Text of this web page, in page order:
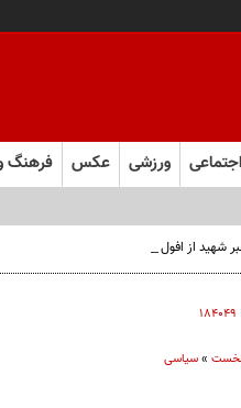
اجتماعی ورزشی عکس فرهنگ
شهید از افول ابرقدرت به حقیقت پیوست؟
۱۸۴۰۴۹
»سیاسی